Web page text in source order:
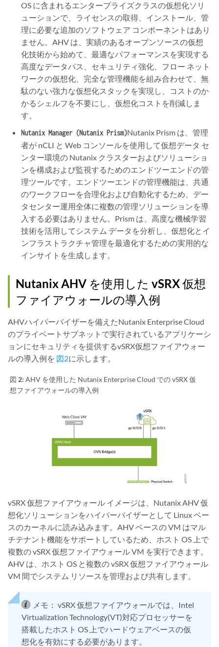
OS に含まれるエンタープライズクラスの仮想化ソリ
ューションで、ライセンスの取得、インストール、管
理に必要な追加のソフトウェア コンポーネントはあり
ません。AHV は、実績のあるオープンソースの仮想
化技術から始めて、最適なパフォーマンスを実現する
高度なデータパス、セキュリティ強化、フロー ネット
ワークの仮想化、完全な管理機能を組み合わせて、無
駄のない強力な仮想化スタックを実現し、コストのか
かるシェルフを不要にし、仮想化コストを削減しま
す。
Nutanix Manager (Nutanix Prism)Nutanix Prism は、管理
者が nCLI と Web コンソールを使用して仮想データ セ
ンター環境の Nutanix クラスターおよびソリューショ
ンを構成および監視するためのエンドツーエンドの管
理ツールです。エンドツーエンドの管理機能は、共通
のワークフローを合理化および自動化するため、デー
タセンター運用全体に複数の管理ソリューションを導
入する必要はありません。Prism は、高度な機械学習
技術を活用してシステム データを分析し、仮想化とイ
ンフラストラクチャ管理を最適化するための実用的な
インサイトを生成します。
Nutanix AHV を使用した vSRX 仮想
ファイアウォールの導入例
AHVハイパーバイザーを備えたNutanix Enterprise Cloud
のプライベートサブネットで実行されているアプリケーシ
ョンにセキュリティを提供するvSRX仮想ファイアウォー
ルの導入例を 図2に示します。
図 2: AHV を使用した Nutanix Enterprise Cloud での vSRX 仮
想ファイアウォールの導入例
vSRX 仮想ファイアウォール イメージは、Nutanix AHV 仮
想化ソリューションをハイパーバイザーとして Linux ベー
スのカーネルに読み込みます。AHV ベースの VM はマル
チテナント機能をサポートしているため、ホスト OS 上で
複数の vSRX 仮想ファイアウォール VM を実行できます。
AHV は、ホスト OS と複数の vSRX 仮想ファイアウォール
VM 間でシステム リソースを管理および共有します。
メモ： vSRX 仮想ファイアウォールでは、Intel
Virtualization Technology(VT)対応プロセッサーを
搭載したホスト OS 上でハードウェアベースの仮
想化を有効にする必要があります。